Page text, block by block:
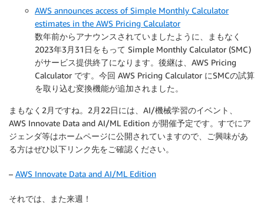
AWS announces access of Simple Monthly Calculator
estimates in the AWS Pricing Calculator
数年前からアナウンスされていましたように、まもなく
2023年3月31日をもって Simple Monthly Calculator (SMC)
がサービス提供終了になります。後継は、AWS Pricing
Calculator です。今回 AWS Pricing Calculator にSMCの試算
を取り込む変換機能が追加されました。
まもなく2月ですね。2月22日には、AI/機械学習のイベント、
AWS Innovate Data and AI/ML Edition が開催予定です。すでにア
ジェンダ等はホームページに公開されていますので、ご興味があ
る方はぜひ以下リンク先をご確認ください。
– AWS Innovate Data and AI/ML Edition
それでは、また来週！